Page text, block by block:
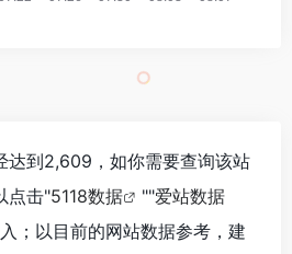
达到2,609，如你需要查询该站
点击"5118数据 ""爱站数据
；以目前的网站数据参考，建